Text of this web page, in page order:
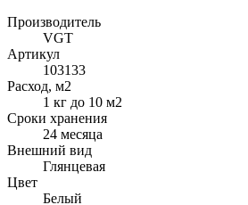
Производитель
VGT
Артикул
103133
Расход, м2
1 кг до 10 м2
Сроки хранения
24 месяца
Внешний вид
Глянцевая
Цвет
Белый